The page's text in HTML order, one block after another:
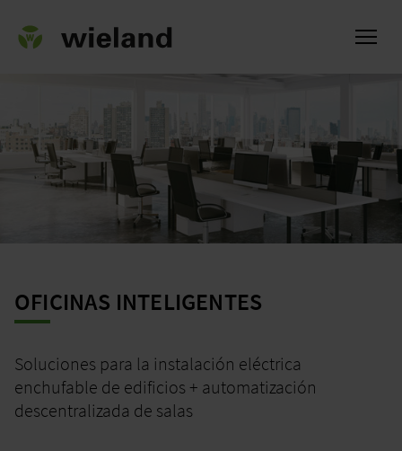
OFICINAS INTELIGENTES
Soluciones para la instalación eléctrica
enchufable de edificios + automatización
descentralizada de salas